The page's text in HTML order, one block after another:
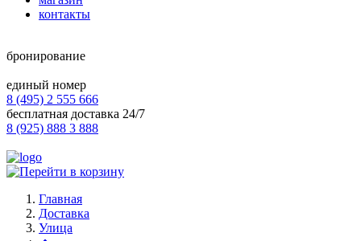
контакты
бронирование
единый номер
8 (495) 2 555 666
бесплатная доставка 24/7
8 (925) 888 3 888
Главная
Доставка
Улица